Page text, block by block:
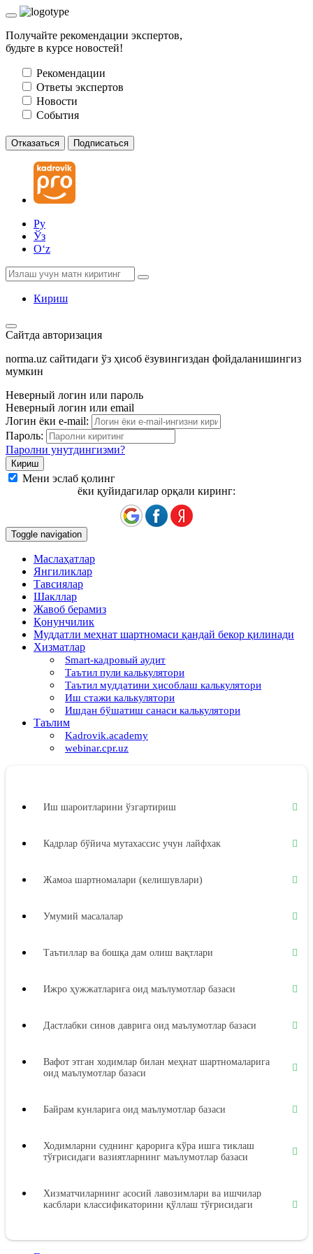
Получайте рекомендации экспертов,
будьте в курсе новостей!
Рекомендации
Ответы экспертов
Новости
События
Отказаться Подписаться
Ру
Ўз
Oʻz
Кириш
Сайтда авторизация
norma.uz сайтидаги ўз ҳисоб ёзувингиздан фойдаланишингиз
мумкин
Неверный логин или пароль
Неверный логин или email
Логин ёки e-mail:
Пароль:
Паролни унутдингизми?
Мени эслаб қолинг
ёки қуйидагилар орқали киринг:
Toggle navigation
Маслаҳатлар
Янгиликлар
Тавсиялар
Шакллар
Жавоб берамиз
Қонунчилик
Муддатли меҳнат шартномаси қандай бекор қилинади
Хизматлар
Smart-кадровый аудит
Таътил пули калькулятори
Таътил муддатини ҳисоблаш калькулятори
Иш стажи калькулятори
Ишдан бўшатиш санаси калькулятори
Таълим
Kadrovik.academy
webinar.cpr.uz
Иш шароитларини ўзгартириш
Кадрлар бўйича мутахассис учун лайфхак
Жамоа шартномалари (келишувлари)
Умумий масалалар
Таътиллар ва бошқа дам олиш вақтлари
Ижро ҳужжатларига оид маълумотлар базаси
Дастлабки синов даврига оид маълумотлар базаси
Вафот этган ходимлар билан меҳнат шартномаларига
оид маълумотлар базаси
Байрам кунларига оид маълумотлар базаси
Ходимларни суднинг қарорига кўра ишга тиклаш
тўғрисидаги вазиятларнинг маълумотлар базаси
Хизматчиларнинг асосий лавозимлари ва ишчилар
касблари классификаторини қўллаш тўғрисидаги